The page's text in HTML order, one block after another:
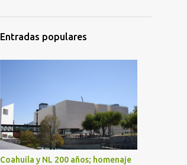
Entradas populares
Coahuila y NL 200 años; homenaje